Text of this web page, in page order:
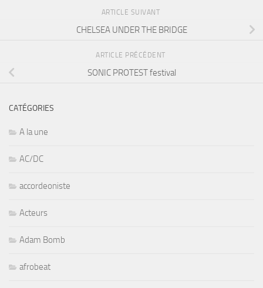
ARTICLE SUIVANT
CHELSEA UNDER THE BRIDGE
ARTICLE PRÉCÉDENT
SONIC PROTEST festival
CATÉGORIES
A la une
AC/DC
accordeoniste
Acteurs
Adam Bomb
afrobeat